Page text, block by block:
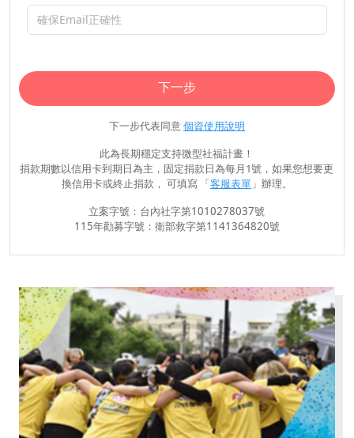
下一步
下一步代表同意個資使用說明
此為長期穩定支持微型社福計畫！
捐款期數以信用卡到期日為主，固定捐款日為每月1號，如果您想要更
換信用卡或終止捐款， 可填寫 「客服表單」辦理。
立案字號：台內社字第1010278037號
115年勸募字號：衛部救字第1141364820號